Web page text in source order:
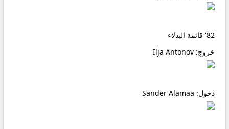
82' قائمة البدلاء
خروج:
دخول: